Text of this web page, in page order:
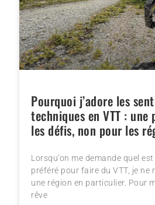
Pourquoi j’adore les
techniques en VTT : une
les défis, non pour les
Lorsqu’on me demande quel
préféré pour faire du VTT, je ne
une région en particulier. Pour
rêve